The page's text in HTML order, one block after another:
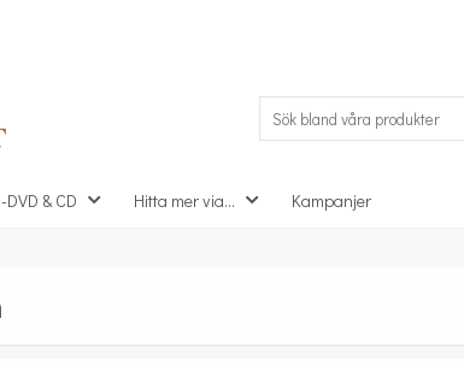
& CD Hitta mer via... Kampanjer